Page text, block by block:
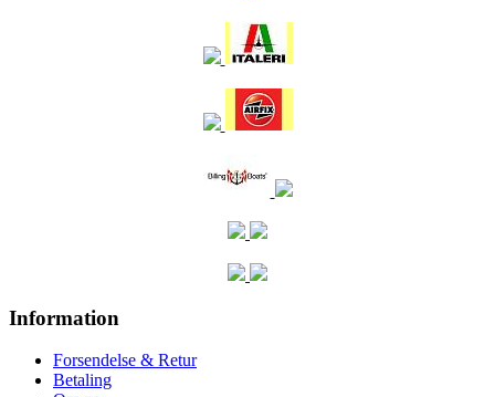
Information
Forsendelse & Retur
Betaling